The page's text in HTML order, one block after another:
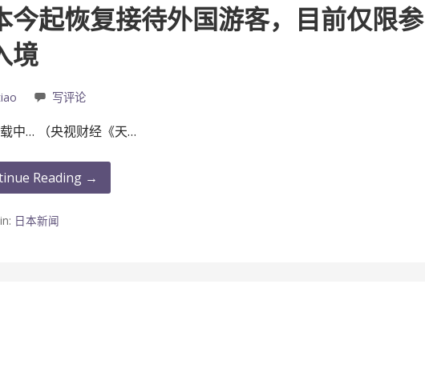
今起恢复接待外国游客，目前仅限参
境
写评论
中… （央视财经《天…
Reading →
日本新闻